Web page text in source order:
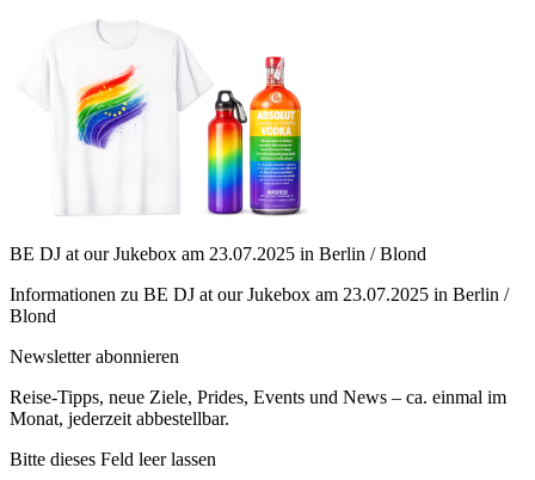
BE DJ at our Jukebox am 23.07.2025 in Berlin / Blond
Informationen zu BE DJ at our Jukebox am 23.07.2025 in Berlin /
Blond
Newsletter abonnieren
Reise-Tipps, neue Ziele, Prides, Events und News – ca. einmal im
Monat, jederzeit abbestellbar.
Bitte dieses Feld leer lassen